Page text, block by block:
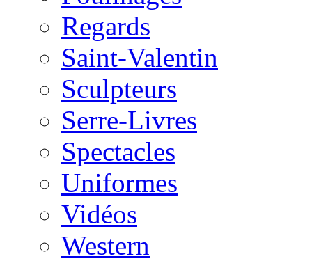
Regards
Saint-Valentin
Sculpteurs
Serre-Livres
Spectacles
Uniformes
Vidéos
Western